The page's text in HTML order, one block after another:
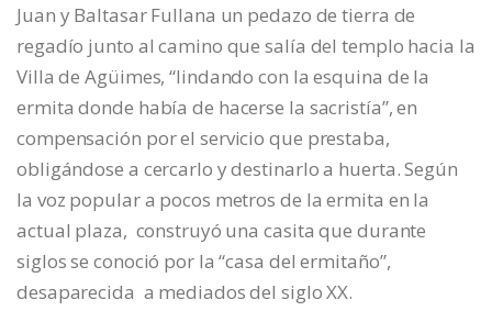
Juan y Baltasar Fullana un pedazo de tierra de
regadío junto al camino que salía del templo hacia la
Villa de Agüimes, “lindando con la esquina de la
ermita donde había de hacerse la sacristía”, en
compensación por el servicio que prestaba,
obligándose a cercarlo y destinarlo a huerta. Según
la voz popular a pocos metros de la ermita en la
actual plaza, construyó una casita que durante
siglos se conoció por la “casa del ermitaño”,
desaparecida a mediados del siglo XX.